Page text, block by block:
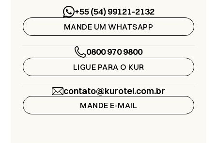
+55 (54) 99121-2132
MANDE UM WHATSAPP
0800 970 9800
LIGUE PARA O KUR
contato@kurotel.com.br
MANDE E-MAIL